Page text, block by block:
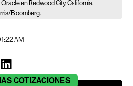
en Redwood City, California.
Bloomberg.
AM
COTIZACIONES